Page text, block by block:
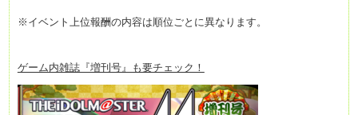
※イベント上位報酬の内容は順位ごとに異なります。
ゲーム内雑誌『増刊号』も要チェック！